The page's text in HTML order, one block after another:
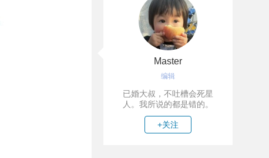
Master
编辑
已婚大叔，不吐槽会死星
人。我所说的都是错的。
+关注